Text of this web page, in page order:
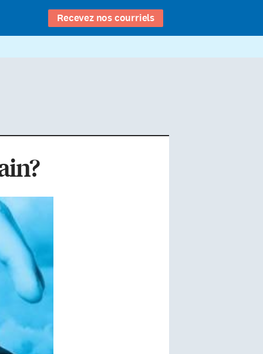
Recevez nos courriels